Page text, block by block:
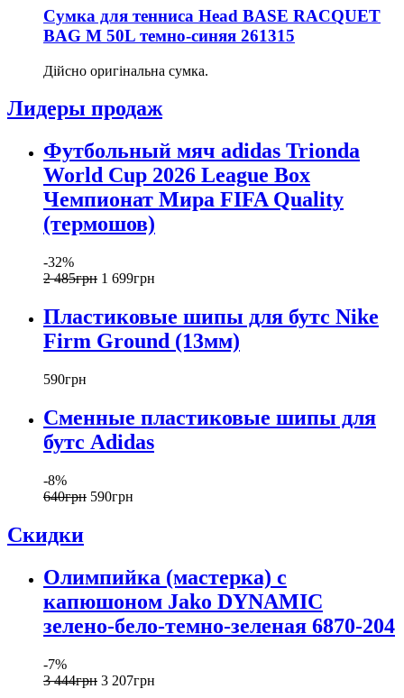
Сумка для тенниса Head BASE RACQUET
BAG M 50L темно-синяя 261315
Дійсно оригінальна сумка.
Лидеры продаж
Футбольный мяч adidas Trionda
World Cup 2026 League Box
Чемпионат Мира FIFA Quality
(термошов)
-32%
2 485грн 1 699грн
Пластиковые шипы для бутс Nike
Firm Ground (13мм)
590грн
Сменные пластиковые шипы для
бутс Adidas
-8%
640грн 590грн
Скидки
Олимпийка (мастерка) с
капюшоном Jako DYNAMIC
зелено-бело-темно-зеленая 6870-204
-7%
3 444грн 3 207грн